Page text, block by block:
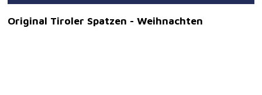
Original Tiroler Spatzen - Weihnachten